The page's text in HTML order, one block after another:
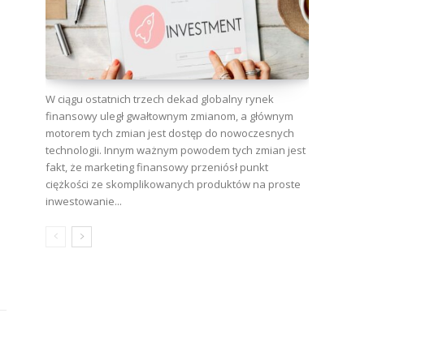
W ciągu ostatnich trzech dekad globalny rynek
finansowy uległ gwałtownym zmianom, a głównym
motorem tych zmian jest dostęp do nowoczesnych
technologii. Innym ważnym powodem tych zmian jest
fakt, że marketing finansowy przeniósł punkt
ciężkości ze skomplikowanych produktów na proste
inwestowanie...